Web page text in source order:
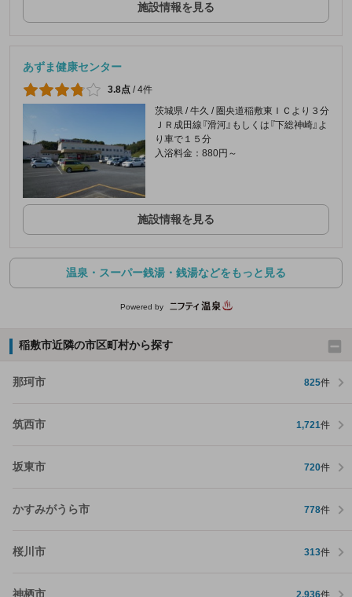
施設情報を見る
あずま健康センター
3.8点 /4件
茨城県 / 牛久 / 圏央道稲敷東ＩＣより３分
ＪＲ成田線『滑河』もしくは『下総神崎』よ
り車で１５分
入浴料金：880円～
施設情報を見る
温泉・スーパー銭湯・銭湯などをもっと見る
Powered by
稲敷市近隣の市区町村から探す
那珂市 825件
筑西市 1,721件
坂東市 720件
かすみがうら市 778件
桜川市 313件
神栖市 2,936件